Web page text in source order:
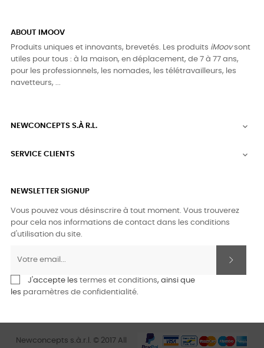
ABOUT IMOOV
Produits uniques et innovants, brevetés. Les produits iMoovsont
utiles pour tous : à la maison, en déplacement, de 7 à 77 ans,
pour les professionnels, les nomades, les télétravailleurs, les
navetteurs, ...
NEWCONCEPTS S.À R.L. 
SERVICE CLIENTS 
NEWSLETTER SIGNUP
Vous pouvez vous désinscrire à tout moment. Vous trouverez
pour cela nos informations de contact dans les conditions
d'utilisation du site.
J'accepte les termes et conditions, ainsi que
les paramètres de confidentialité.
Newconcepts s.à.r.l. © 2017 All